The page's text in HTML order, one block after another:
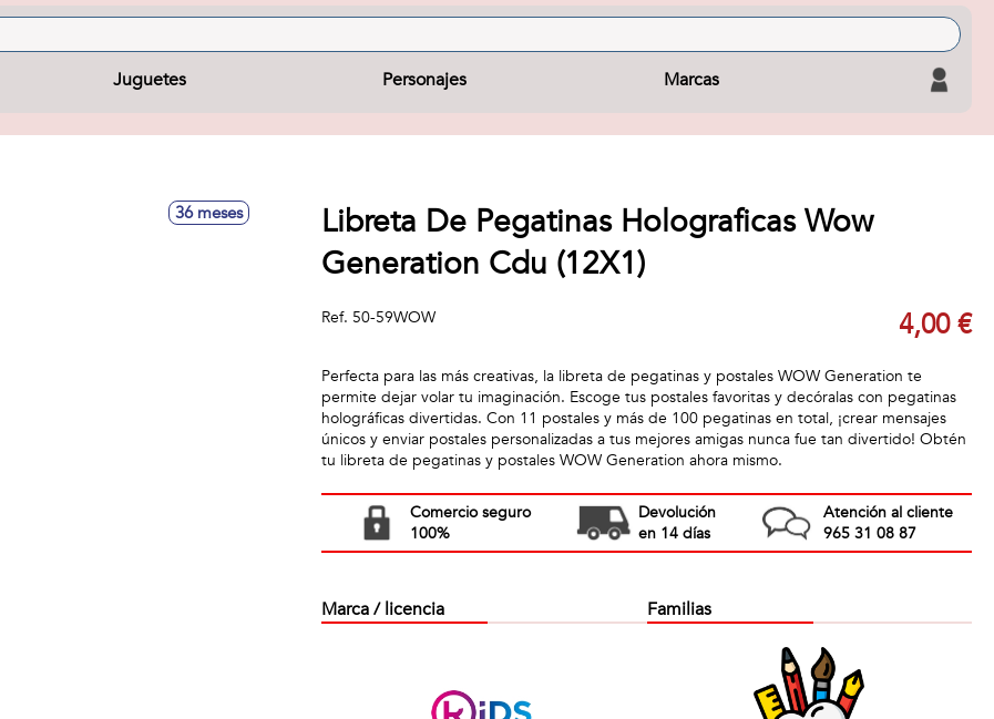
Juguetes Personajes Marcas
36 meses
Libreta De Pegatinas Holograficas Wow
Generation Cdu (12X1)
Ref. 50-59WOW 4,00 €
Perfecta para las más creativas, la libreta de pegatinas y postales WOW Generation te
permite dejar volar tu imaginación. Escoge tus postales favoritas y decóralas con pegatinas
holográficas divertidas. Con 11 postales y más de 100 pegatinas en total, ¡crear mensajes
únicos y enviar postales personalizadas a tus mejores amigas nunca fue tan divertido! Obtén
tu libreta de pegatinas y postales WOW Generation ahora mismo.
Comercio seguro
100%
Devolución
en 14 días
Atención al cliente
965 31 08 87
Marca / licencia Familias